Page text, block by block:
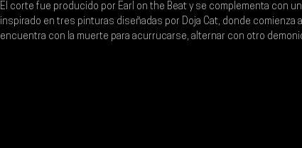
El corte fue producido por Earl on the Beat y se complementa con
inspirado en tres pinturas diseñadas por Doja Cat, donde
encuentra con la muerte para acurrucarse, alternar con otro